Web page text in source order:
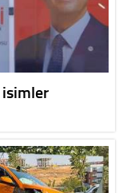
isimler